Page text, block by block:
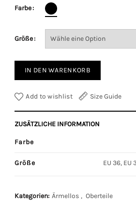
Farbe
Größe
IN DEN WARENKORB
Add to wishlist Size Guide
ZUSÄTZLICHE INFORMATION
Farbe
Größe EU 36, EU
Kategorien: Ärmellos , Oberteile